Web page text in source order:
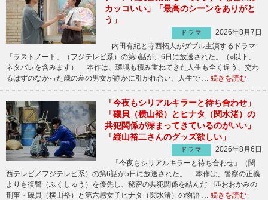
カッコいい」「最高のシーンをありがと
う」
ドラマ
2026年8月7日
内田有紀と寺西拓人がダブル主演するドラマ
「ラストノート」（フジテレビ系）の第5話が、6日に放送された。（※以下、
ネタバレを含みます） 本作は、環境も積み重ねてきた人生も全く違う、交わ
るはずのなかった歳の差の男女が静かに引かれ合い、人生で … 続きを読む
「今夜もシリアルキラーと待ち合わせ」
「磯貝（横山裕）とヒナタ（関水渚）の
共犯関係が深まってきているのがいい」
「縦山裕二さんのグッズ欲しい」
ドラマ
2026年8月6日
「今夜もシリアルキラーと待ち合わせ」（関
西テレビ／フジテレビ系）の第6話が5日に放送された。 本作は、警察の正義
よりも復讐（ふくしゅう）を優先し、秘密の共犯関係を結んだ一匹おおかみの
刑事・磯貝（横山裕）と第六感女子ヒナタ（関水渚）の物語 … 続きを読む